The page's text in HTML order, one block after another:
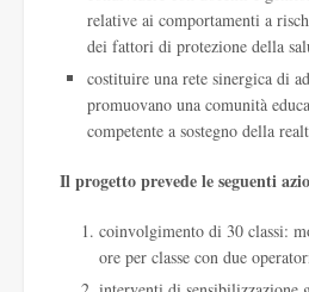
relative ai comportamenti a
dei fattori di protezione della
costituire una rete sinergica di
promuovano una comunità
competente a sostegno della
Il progetto prevede le seguenti
coinvolgimento di 30 classi:
ore per classe con due